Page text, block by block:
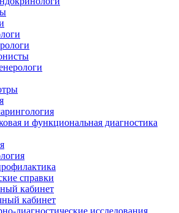
и функциональная диагностика
справки
кабинет
кабинет